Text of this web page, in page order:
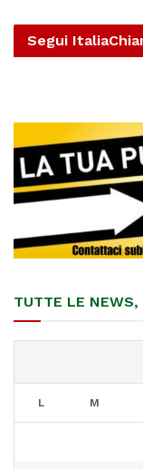
Segui
TUTTE LE NEWS,
L M